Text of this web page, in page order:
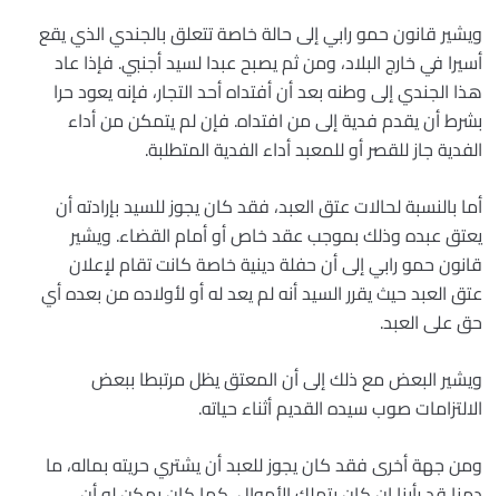
ويشير قانون حمو رابي إلى حالة خاصة تتعلق بالجندي الذي يقع
أسيرا في خارج البلاد، ومن ثم يصبح عبدا لسيد أجنبي. فإذا عاد
هذا الجندي إلى وطنه بعد أن أفتداه أحد التجار، فإنه يعود حرا
بشرط أن يقدم فدية إلى من افتداه. فإن لم يتمكن من أداء
الفدية جاز للقصر أو للمعبد أداء الفدية المتطلبة.
أما بالنسبة لحالات عتق العبد، فقد كان يجوز للسيد بإرادته أن
يعتق عبده وذلك بموجب عقد خاص أو أمام القضاء. ويشير
قانون حمو رابي إلى أن حفلة دينية خاصة كانت تقام لإعلان
عتق العبد حيث يقرر السيد أنه لم يعد له أو لأولاده من بعده أي
حق على العبد.
ويشير البعض مع ذلك إلى أن المعتق يظل مرتبطا ببعض
الالتزامات صوب سيده القديم أثناء حياته.
ومن جهة أخرى فقد كان يجوز للعبد أن يشتري حريته بماله، ما